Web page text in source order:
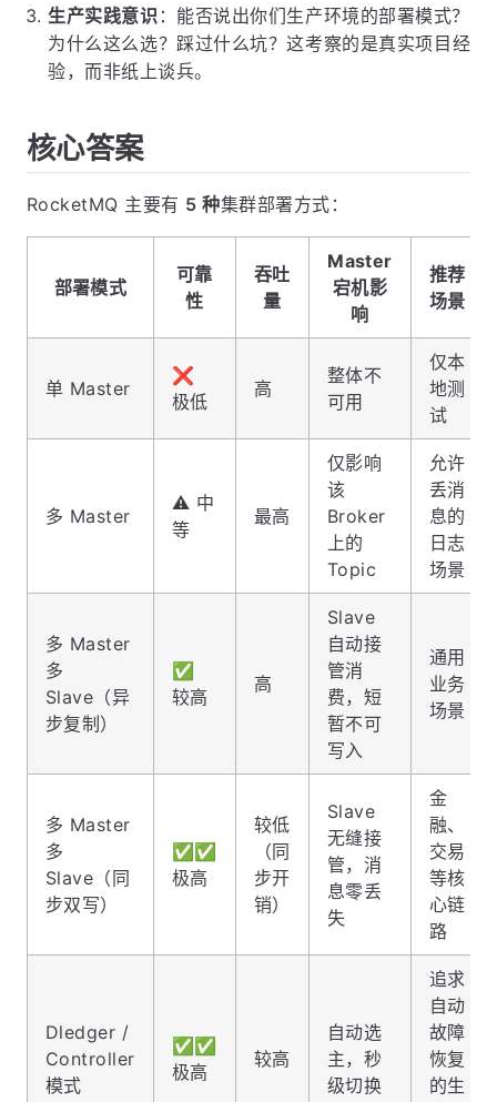
生产实践意识 ：能否说出你们生产环境的部署模式？
为什么这么选？踩过什么坑？这考察的是真实项目经
验，而非纸上谈兵。
核心答案
RocketMQ 主要有 5 种集群部署方式：
部署模式
可靠
性
吞吐
量
Master
宕机影
响
推荐
场景
单 Master
❌
极低
高
整体不
可用
仅本
地测
试
多 Master
⚠️ 中
等
最高
仅影响
该
Broker
上的
Topic
允许
丢消
息的
日志
场景
多 Master
多
Slave（异
步复制）
✅
较高
高
Slave
自动接
管消
费，短
暂不可
写入
通用
业务
场景
多 Master
多
Slave（同
步双写）
✅✅
极高
较低
（同
步开
销）
Slave
无缝接
管，消
息零丢
失
金
融、
交易
等核
心链
路
Dledger /
Controller
模式
✅✅
极高
较高
自动选
主，秒
级切换
追求
自动
故障
恢复
的生